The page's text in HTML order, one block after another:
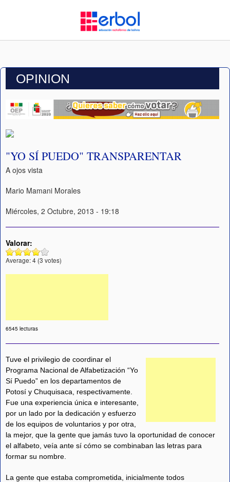
OPINION
"YO SÍ PUEDO" TRANSPARENTAR
A ojos vista
Mario Mamani Morales
Miércoles, 2 Octubre, 2013 - 19:18
Valorar:
Average:4 (3 votes)
6545 lecturas
Tuve el privilegio de coordinar el
Programa Nacional de Alfabetización “Yo
Sí Puedo” en los departamentos de
Potosí y Chuquisaca, respectivamente.
Fue una experiencia única e interesante,
por un lado por la dedicación y esfuerzo
de los equipos de voluntarios y por otra,
la mejor, que la gente que jamás tuvo la oportunidad de conocer
el alfabeto, veía ante sí cómo se combinaban las letras para
formar su nombre.
La gente que estaba comprometida, inicialmente todos